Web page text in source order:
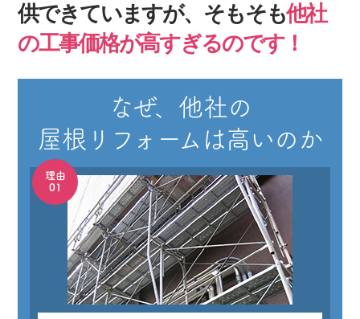
供できていますが、そもそも他社
の工事価格が高すぎるのです！
なぜ、他社の
屋根リフォーム は高いのか
理由
01